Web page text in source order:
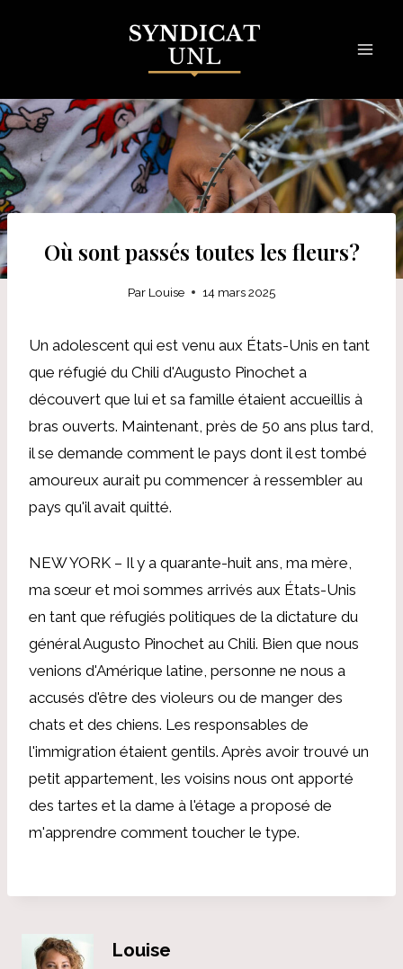
Où sont passés toutes les fleurs?
Par Louise 14 mars 2025
Un adolescent qui est venu aux États-Unis en tant
que réfugié du Chili d'Augusto Pinochet a
découvert que lui et sa famille étaient accueillis à
bras ouverts. Maintenant, près de 50 ans plus tard,
il se demande comment le pays dont il est tombé
amoureux aurait pu commencer à ressembler au
pays qu'il avait quitté.
NEW YORK – Il y a quarante-huit ans, ma mère,
ma sœur et moi sommes arrivés aux États-Unis
en tant que réfugiés politiques de la dictature du
général Augusto Pinochet au Chili. Bien que nous
venions d'Amérique latine, personne ne nous a
accusés d'être des violeurs ou de manger des
chats et des chiens. Les responsables de
l'immigration étaient gentils. Après avoir trouvé un
petit appartement, les voisins nous ont apporté
des tartes et la dame à l'étage a proposé de
m'apprendre comment toucher le type.
Louise